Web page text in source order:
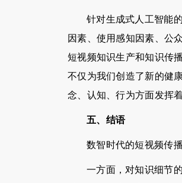
针对生成式人工智能
因素、使用感知因素、公
短视频知识生产和知识传
不仅为我们创造了新的健
念、认知、行为方面发挥
五、结语
数智时代的短视频传
一方面，对知识细节